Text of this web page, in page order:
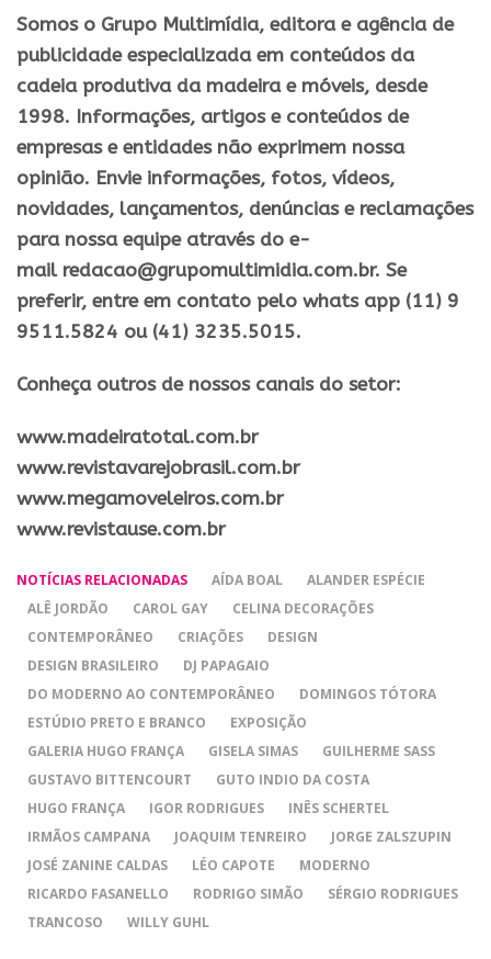
Somos o Grupo Multimídia, editora e agência de
publicidade especializada em conteúdos da
cadeia produtiva da madeira e móveis, desde
1998. Informações, artigos e conteúdos de
empresas e entidades não exprimem nossa
opinião. Envie informações, fotos, vídeos,
novidades, lançamentos, denúncias e reclamações
para nossa equipe através do e-
mail redacao@grupomultimidia.com.br. Se
preferir, entre em contato pelo whats app (11) 9
9511.5824 ou (41) 3235.5015.
Conheça outros de nossos canais do setor:
​www.madeiratotal.com.br
www.revistavarejobrasil.com.br
www.megamoveleiros.com.br
www.revistause.com.br
NOTÍCIAS RELACIONADAS AÍDA BOAL
ALANDER ESPÉCIE
ALÊ JORDÃO
CAROL GAY
CELINA DECORAÇÕES
CONTEMPORÂNEO
CRIAÇÕES
DESIGN
DESIGN BRASILEIRO
DJ PAPAGAIO
DO MODERNO AO CONTEMPORÂNEO
DOMINGOS TÓTORA
ESTÚDIO PRETO E BRANCO
EXPOSIÇÃO
GALERIA HUGO FRANÇA
GISELA SIMAS
GUILHERME SASS
GUSTAVO BITTENCOURT
GUTO INDIO DA COSTA
HUGO FRANÇA
IGOR RODRIGUES
INÊS SCHERTEL
IRMÃOS CAMPANA
JOAQUIM TENREIRO
JORGE ZALSZUPIN
JOSÉ ZANINE CALDAS
LÉO CAPOTE
MODERNO
RICARDO FASANELLO
RODRIGO SIMÃO
SÉRGIO RODRIGUES
TRANCOSO
WILLY GUHL